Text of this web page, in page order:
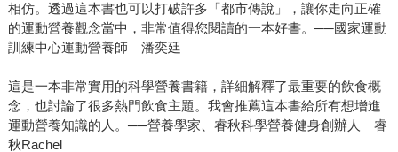
相仿。透過這本書也可以打破許多「都市傳說」，讓你走向正確
的運動營養觀念當中，非常值得您閱讀的一本好書。──國家運動
訓練中心運動營養師 潘奕廷
這是一本非常實用的科學營養書籍，詳細解釋了最重要的飲食概
念，也討論了很多熱門飲食主題。我會推薦這本書給所有想增進
運動營養知識的人。──營養學家、睿秋科學營養健身創辦人 睿
秋Rachel